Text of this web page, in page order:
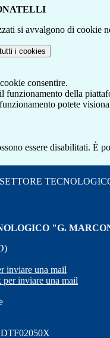
si avvalgono di cookie
i cookies
consentire.
funzionamento della
potete
essere disabilitati. È
"G.
inviare una mail
inviare una mail